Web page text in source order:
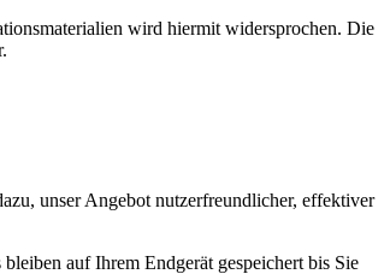
wird hiermit widersprochen. Die
unser Angebot nutzerfreundlicher, effektiver
auf Ihrem Endgerät gespeichert bis Sie